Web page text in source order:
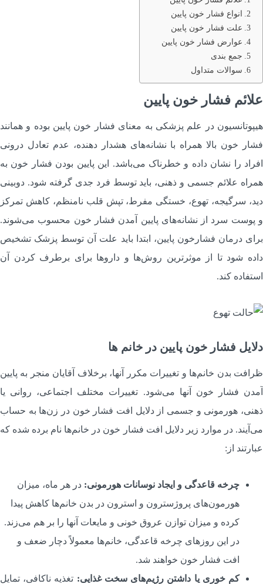
انواع فشار خون پایین
علت فشار خون پایین
عوارض فشار خون پایین
جمع بندی
سوالات متداول
فشار خون پایین
در علم پزشکی به معنای فشار خون پایین بوده و همانند
خون بالا همراه با نشانه‌های هشدار دهنده، عدم تعادل درونی
را نشان داده و خطرناک می‌باشد. این پایین بودن فشار خون به
علائم جسمی و ذهنی، باید توسط فرد جدی گرفته شود. دوبینی
سرگیجه، تهوع، خستگی مفرط، تپش قلب نامنظم، کاهش تمرکز
پوست سرد از نشانه‌های پایین آمدن فشار خون محسوب می‌شوند.
درمان فشارخون پایین، ابتدا باید علت آن توسط پزشک تشخیص
شود تا از موثرترین روش‌ها و داروها برای برطرف کردن آن
کند.
فشار خون پایین در خانم ها
بدن خانم‌ها و تغییرات مکرر آنها، برخلاف آقایان منجر به پایین
فشار خون آنها می‌شود. تغییرات مختلف اجتماعی، روانی یا
هورمونی و جسمی از دلایل افت فشار خون در زن‌ها به حساب
در موارد زیر دلایل افت فشار خون در خانم‌ها نام برده شده که
از:
چرخه قاعدگی و ایجاد نوسانات هورمونی:در هر ماه، میزان
هورمون‌های پروژسترون و استرون در بدن خانم‌ها کاهش پیدا
کرده و میزان توازن عروق خونی و مایعات آنها را بر هم می‌زند.
در این روزهای چرخه قاعدگی، خانم‌ها معمولاً دچار ضعف و
افت فشار خون خواهند شد.
کم خوری یا داشتن رژیم‌های سخت غذایی:تغذیه ناکافی، تمایل